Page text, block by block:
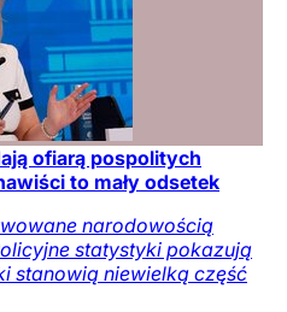
ofiarą pospolitych
to mały odsetek
narodowością
statystyki pokazują
stanowią niewielką część